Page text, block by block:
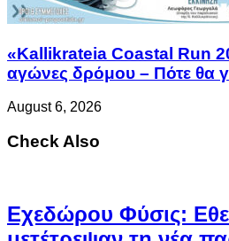
«Kallikrateia Coastal Run
αγώνες δρόμου – Πότε θα
August 6, 2026
Check Also
Eχεδώρου Φύσις: